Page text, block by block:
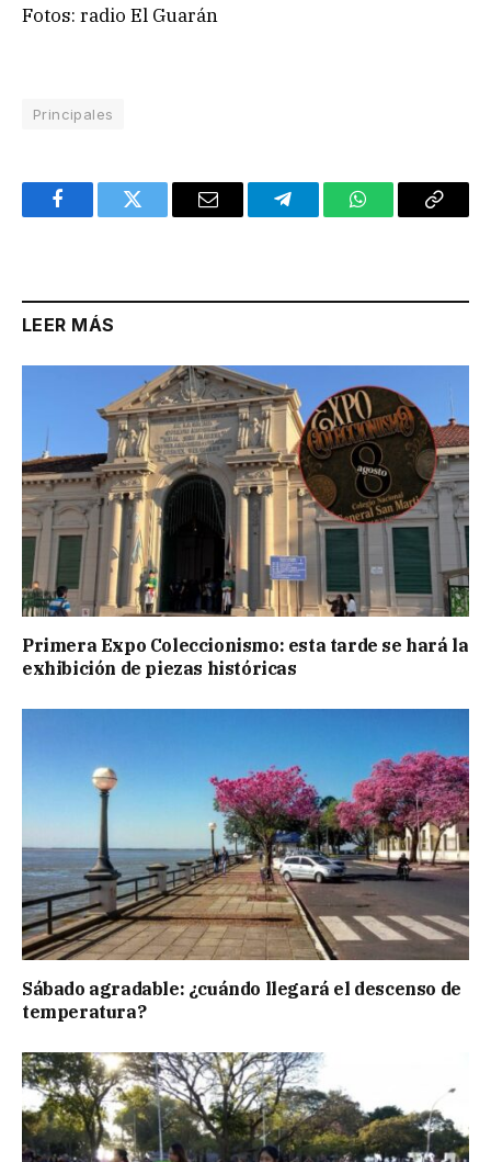
Fotos: radio El Guarán
Principales
FacebookTwitter Email TelegramWhatsAppCopy
LEER MÁS
Primera Expo Coleccionismo: esta tarde se hará la
exhibición de piezas históricas
Sábado agradable: ¿cuándo llegará el descenso de
temperatura?